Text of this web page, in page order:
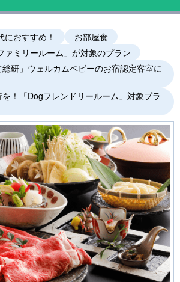
おすすめ！
お部屋食
ァミリールーム」が対象のプラン
総研」ウェルカムベビーのお宿認定客室に
！「Dogフレンドリールーム」対象プラ